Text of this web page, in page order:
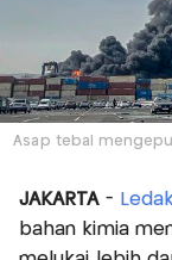
Asap tebal
JAKARTA -
bahan kimia